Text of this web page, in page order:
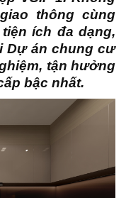
thông cùng
ích đa dạng,
Dự án chung cư
tận hưởng
bậc nhất.